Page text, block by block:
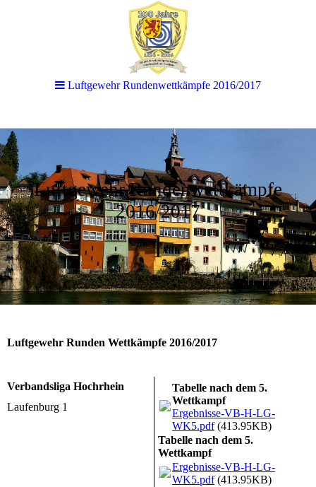
Luftgewehr Rundenwettkämpfe
2016/2017
l
Luftgewehr Runden Wettkämpfe 2016/2017
Verbandsliga Hochrhein
Laufenburg 1
Tabelle nach dem 5.
Wettkampf
Ergebnisse-VB-H-LG-
WK5.pdf(413.95KB)
Tabelle nach dem 5.
Wettkampf
Ergebnisse-VB-H-LG-
WK5.pdf(413.95KB)
Luftgewehr Rundenwettkämpfe 2016/2017